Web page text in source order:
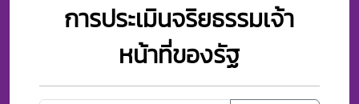
การประเมินจริยธรรมเจ้า
หน้าที่ของรัฐ